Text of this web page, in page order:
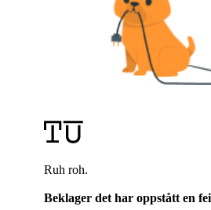
Ruh roh.
Beklager det har oppstått en